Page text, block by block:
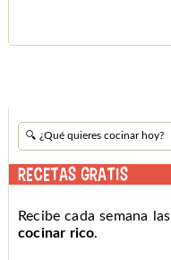
RECETAS GRATIS
Recibe cada semana las
cocinar rico.